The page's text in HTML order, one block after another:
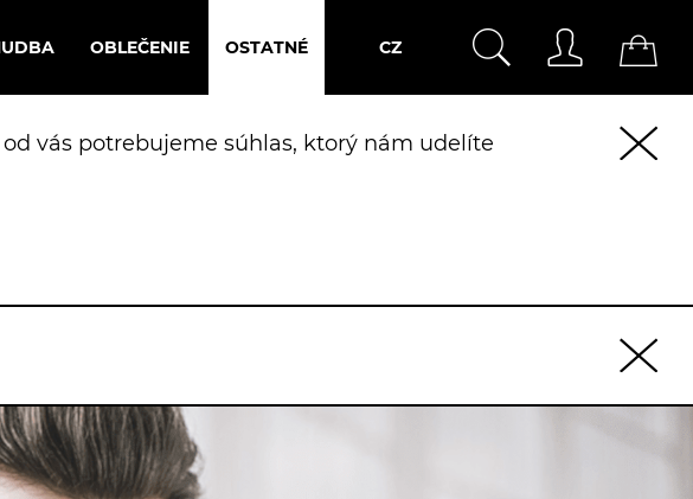
CZ
OBLEČENIE OSTATNÉ
vás potrebujeme súhlas, ktorý nám udelíte